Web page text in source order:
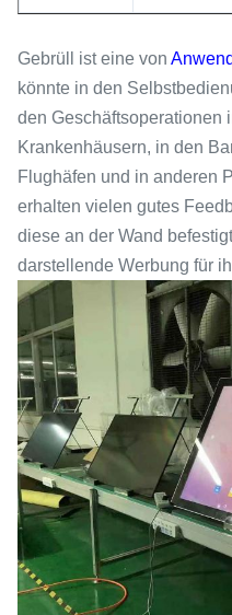
Gebrüll ist eine von
könnte in den
den Geschäftsoperationen
Krankenhäusern, in den
Flughäfen und in anderen
erhalten vielen gutes
diese an der Wand
darstellende Werbung für